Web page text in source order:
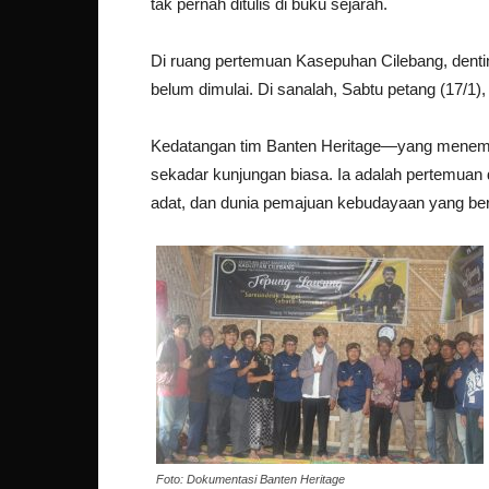
tak pernah ditulis di buku sejarah.
Di ruang pertemuan Kasepuhan Cilebang,
belum dimulai. Di sanalah, Sabtu petang (17/
Kedatangan tim Banten Heritage—yang
sekadar kunjungan biasa. Ia adalah
adat, dan dunia pemajuan kebudayaan yang
Foto: Dokumentasi Banten Heritage